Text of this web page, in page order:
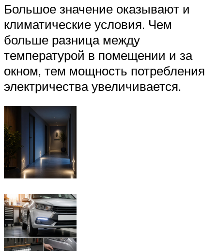
Большое значение оказывают и
климатические условия. Чем
больше разница между
температурой в помещении и за
окном, тем мощность потребления
электричества увеличивается.